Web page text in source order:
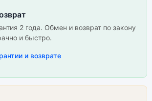
2 года. Обмен и возврат по закону
и быстро.
и возврате